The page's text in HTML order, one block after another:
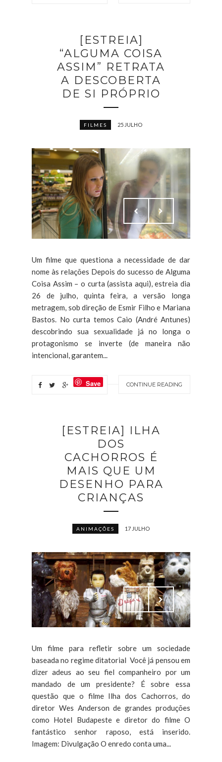
[ESTREIA]
“ALGUMA COISA
ASSIM” RETRATA
A DESCOBERTA
DE SI PRÓPRIO
FILMES 25 JULHO
Um filme que questiona a necessidade de dar
nome às relações Depois do sucesso de Alguma
Coisa Assim – o curta (assista aqui), estreia dia
26 de julho, quinta feira, a versão longa
metragem, sob direção de Esmir Filho e Mariana
Bastos. No curta temos Caio (André Antunes)
descobrindo sua sexualidade já no longa o
protagonismo se inverte (de maneira não
intencional, garantem...
CONTINUE READING
Save
[ESTREIA] ILHA
DOS
CACHORROS É
MAIS QUE UM
DESENHO PARA
CRIANÇAS
ANIMAÇÕES 17 JULHO
Um filme para refletir sobre um sociedade
baseada no regime ditatorial Você já pensou em
dizer adeus ao seu fiel companheiro por um
mandado de um presidente? É sobre essa
questão que o filme Ilha dos Cachorros, do
diretor Wes Anderson de grandes produções
como Hotel Budapeste e diretor do filme O
fantástico senhor raposo, está inserido.
Imagem: Divulgação O enredo conta uma...